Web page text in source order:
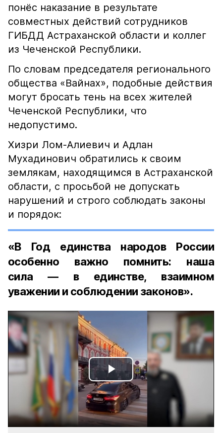
понёс наказание в результате
совместных действий сотрудников
ГИБДД Астраханской области и коллег
из Чеченской Республики.
По словам председателя регионального
общества «Вайнах», подобные действия
могут бросать тень на всех жителей
Чеченской Республики, что
недопустимо.
Хизри Лом-Алиевич и Адлан
Мухадинович обратились к своим
землякам, находящимся в Астраханской
области, с просьбой не допускать
нарушений и строго соблюдать законы
и порядок:
«В Год единства народов России
особенно важно помнить: наша
сила — в единстве, взаимном
уважении и соблюдении законов».
Play
Video